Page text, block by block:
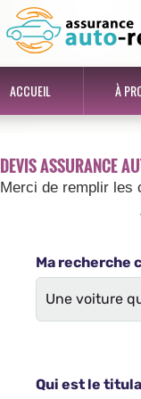
ACCUEIL À
DEVIS ASSURANCE
Merci de remplir les